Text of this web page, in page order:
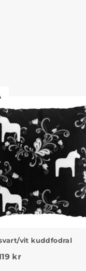
vit kuddfodral
ursprungliga
krDet nuvarande